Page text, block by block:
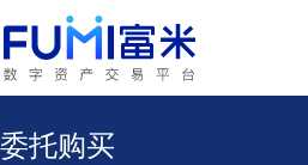
委托购买